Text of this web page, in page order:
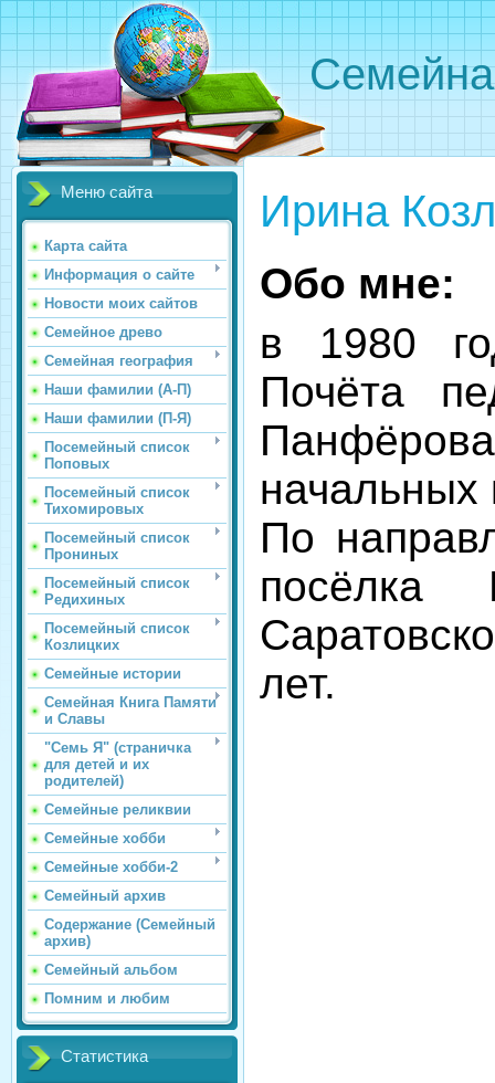
Меню сайта
Карта сайта
Информация о сайте
Новости моих сайтов
Семейное древо
Семейная география
Наши фамилии (А-П)
Наши фамилии (П-Я)
Посемейный список
Поповых
Посемейный список
Тихомировых
Посемейный список
Прониных
Посемейный список
Редихиных
Посемейный список
Козлицких
Семейные истории
Семейная Книга Памяти
и Славы
"Семь Я" (страничка
для детей и их
родителей)
Семейные реликвии
Семейные хобби
Семейные хобби-2
Семейный архив
Содержание (Семейный
архив)
Семейный альбом
Помним и любим
Статистика
Ирина
Обо мне:
в 1980
Почёта
начальных
По
посёлка
лет.